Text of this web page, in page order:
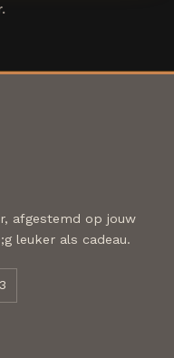
afgestemd op jouw
leuker als cadeau.